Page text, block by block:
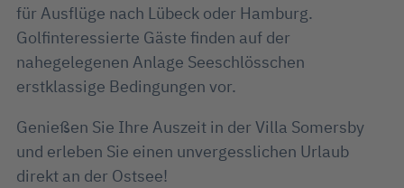
für Ausflüge nach Lübeck oder Hamburg.
Golfinteressierte Gäste finden auf der
nahegelegenen Anlage Seeschlösschen
erstklassige Bedingungen vor.
Genießen Sie Ihre Auszeit in der Villa Somersby
und erleben Sie einen unvergesslichen Urlaub
direkt an der Ostsee!